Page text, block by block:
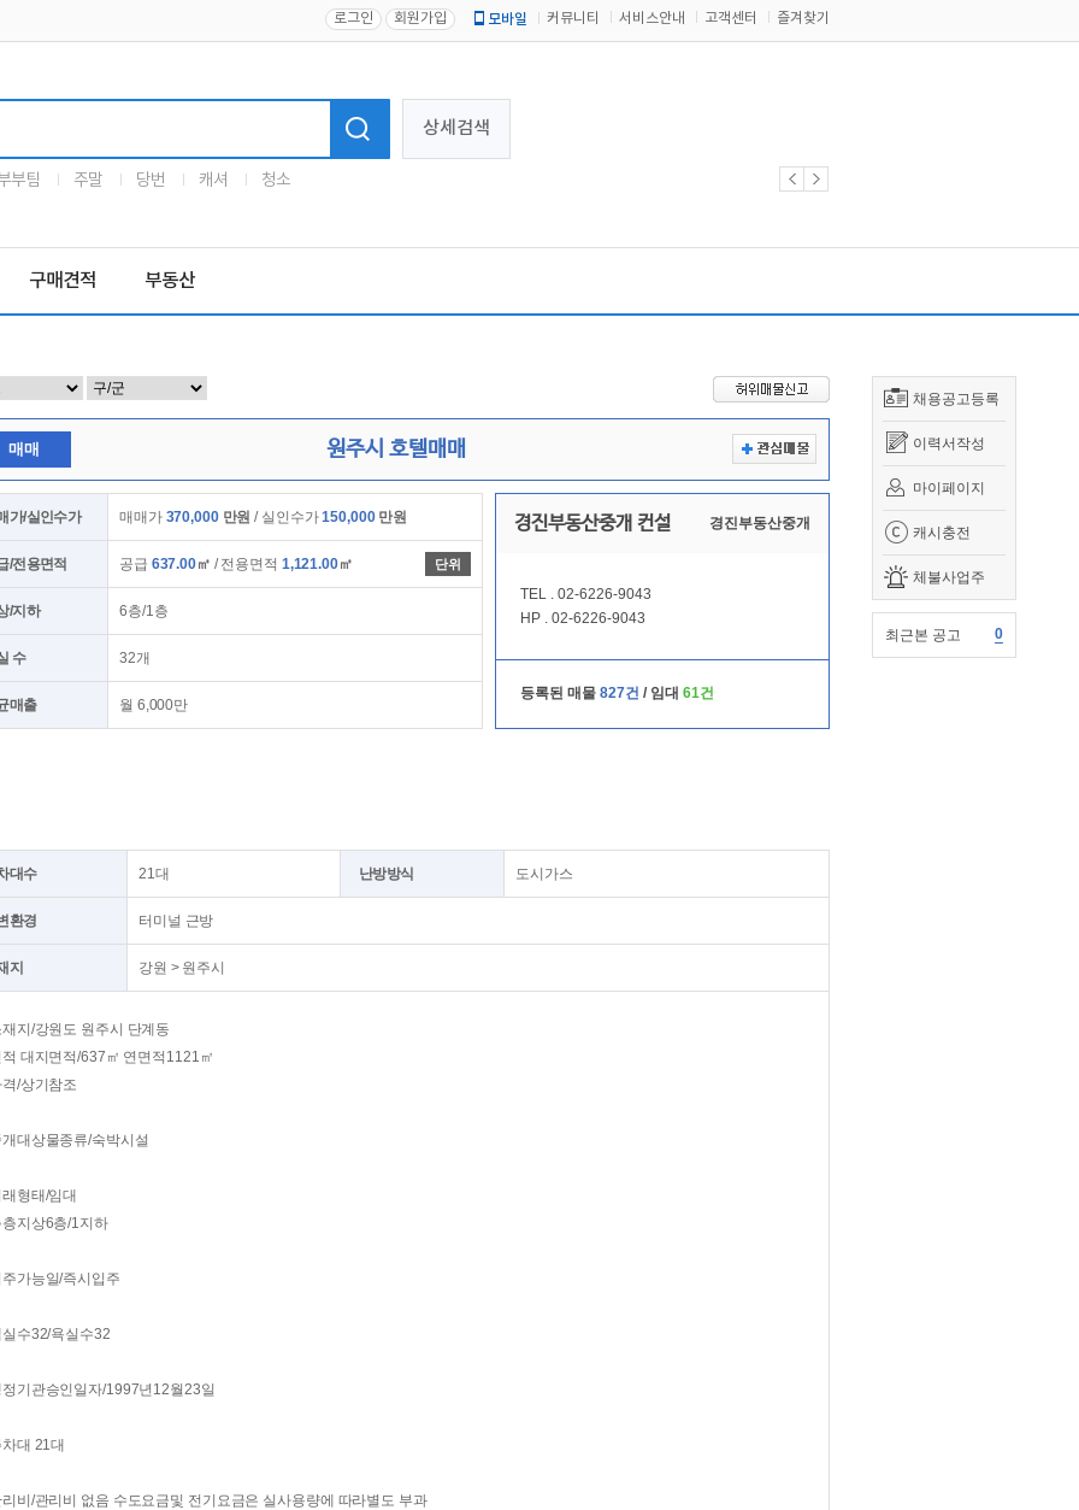
로그인 회원가입 모바일 커뮤니티 서비스안내 고객센터 즐겨찾기
상세검색
부팀 주말 당번 캐셔 청소
구매견적 부동산
채용공고등록
이력서작성
마이페이지
캐시충전
체불사업주
최근본 공고 0
매매 원주시 호텔매매
가/실인수가 매매가 370,000 만원 / 실인수가150,000 만원
/전용면적 공급 637.00㎡ / 전용면적 1,121.00㎡ 단위
/지하 6층/1층
수 32개
매출 월 6,000만
경진부동산중개 컨설 경진부동산중개
TEL . 02-6226-9043
HP . 02-6226-9043
등록된 매물 827건 / 임대 61건
대수 21대 난방방식 도시가스
환경 터미널 근방
지 강원 > 원주시
지/강원도 원주시 단계동
대지면적/637㎡ 연면적1121㎡
/상기참조
대상물종류/숙박시설
형태/임대
지상6층/1지하
가능일/즉시입주
수32/욕실수32
기관승인일자/1997년12월23일
대 21대
비/관리비 없음 수도요금및 전기요금은 실사용량에 따라별도 부과